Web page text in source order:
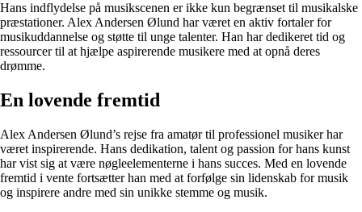
Hans indflydelse på musikscenen er ikke kun begrænset til musikalske
præstationer. Alex Andersen Ølund har været en aktiv fortaler for
musikuddannelse og støtte til unge talenter. Han har dedikeret tid og
ressourcer til at hjælpe aspirerende musikere med at opnå deres
drømme.
En lovende fremtid
Alex Andersen Ølund’s rejse fra amatør til professionel musiker har
været inspirerende. Hans dedikation, talent og passion for hans kunst
har vist sig at være nøgleelementerne i hans succes. Med en lovende
fremtid i vente fortsætter han med at forfølge sin lidenskab for musik
og inspirere andre med sin unikke stemme og musik.